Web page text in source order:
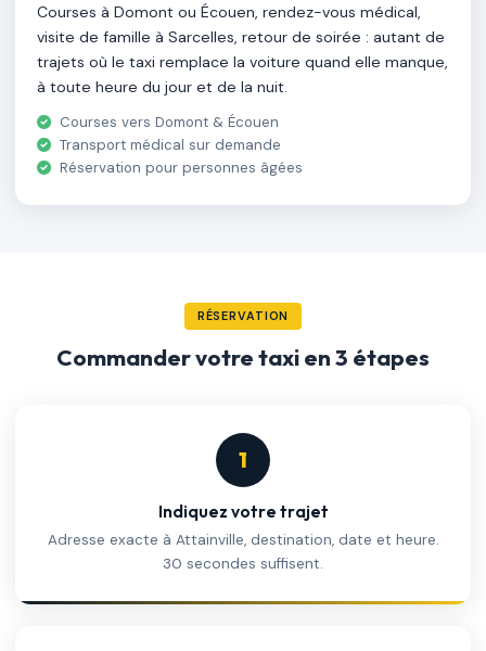
Courses à Domont ou Écouen, rendez-vous médical,
visite de famille à Sarcelles, retour de soirée : autant de
trajets où le taxi remplace la voiture quand elle manque,
à toute heure du jour et de la nuit.
Courses vers Domont & Écouen
Transport médical sur demande
Réservation pour personnes âgées
RÉSERVATION
Commander votre taxi en 3 étapes
1
Indiquez votre trajet
Adresse exacte à Attainville, destination, date et heure.
30 secondes suffisent.